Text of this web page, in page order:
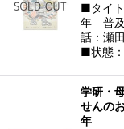
■タイ
年 普及
話：瀬
■状態
学研・
せんの
年